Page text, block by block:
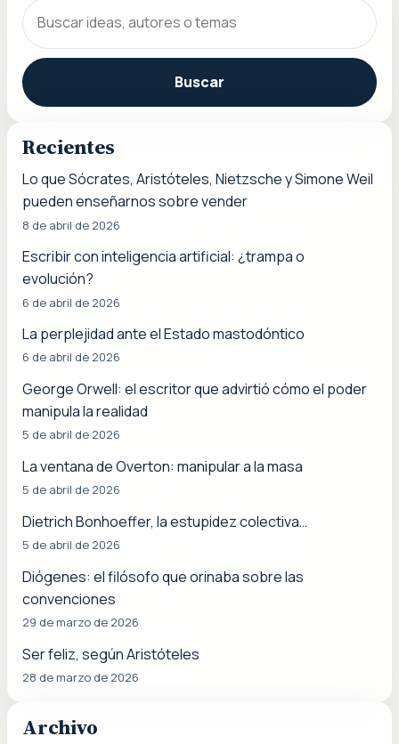
Buscar
Recientes
Lo que Sócrates, Aristóteles, Nietzsche y Simone Weil
pueden enseñarnos sobre vender
8 de abril de 2026
Escribir con inteligencia artificial: ¿trampa o
evolución?
6 de abril de 2026
La perplejidad ante el Estado mastodóntico
6 de abril de 2026
George Orwell: el escritor que advirtió cómo el poder
manipula la realidad
5 de abril de 2026
La ventana de Overton: manipular a la masa
5 de abril de 2026
Dietrich Bonhoeffer, la estupidez colectiva…
5 de abril de 2026
Diógenes: el filósofo que orinaba sobre las
convenciones
29 de marzo de 2026
Ser feliz, según Aristóteles
28 de marzo de 2026
Archivo